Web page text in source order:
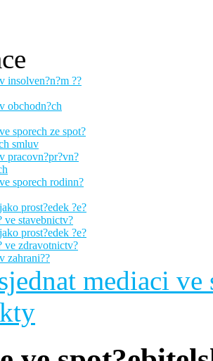
insolven?n?m ??
obchodn?ch
sporech ze spot?
smluv
pracovn?pr?vn?
sporech rodinn?
prost?edek ?e?
ve stavebnictv?
prost?edek ?e?
ve zdravotnictv?
zahrani??
mediaci ve